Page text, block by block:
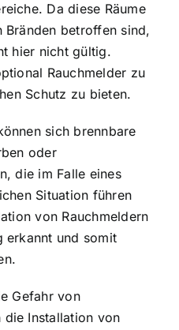
Da diese Räume
Bränden betroffen sind,
hier nicht gültig.
Rauchmelder zu
Schutz zu bieten.
sich brennbare
oder
die im Falle eines
Situation führen
von Rauchmeldern
erkannt und somit
Gefahr von
die Installation von